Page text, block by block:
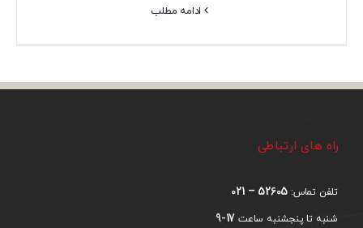
ادامه مطلب
راه های ارتباطی
تلفن تماس: 52605 – 021
شنبه تا پنجشنبه ساعت 17-9